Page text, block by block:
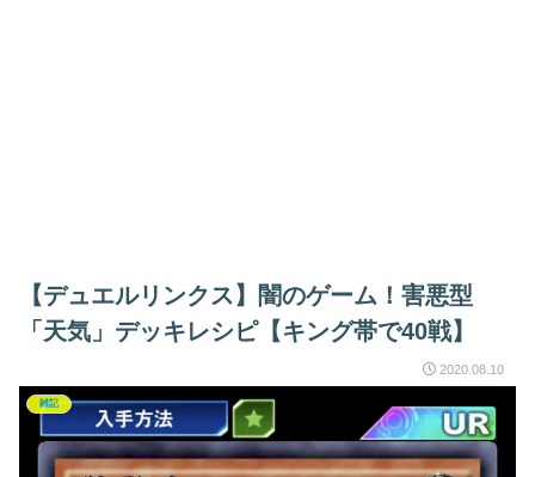
【デュエルリンクス】闇のゲーム！害悪型
「天気」デッキレシピ【キング帯で40戦】
2020.08.10
雑記